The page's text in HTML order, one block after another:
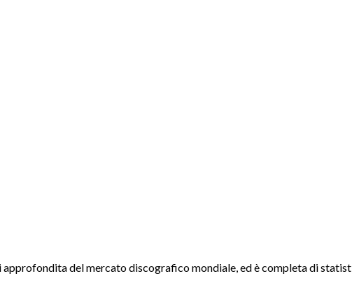
approfondita del mercato discografico mondiale, ed è completa di